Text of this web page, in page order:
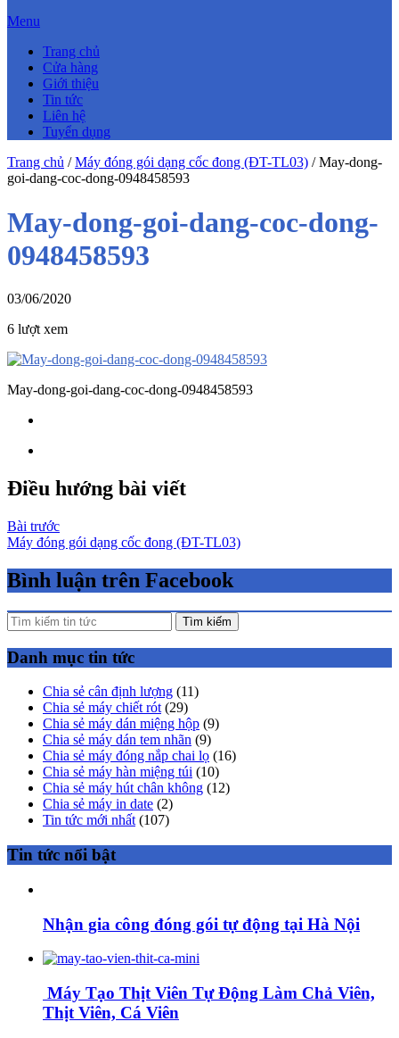
Menu
Trang chủ
Cửa hàng
Giới thiệu
Tin tức
Liên hệ
Tuyển dụng
Trang chủ /Máy đóng gói dạng cốc đong (ĐT-TL03) /May-dong-
goi-dang-coc-dong-0948458593
May-dong-goi-dang-coc-dong-
0948458593
03/06/2020
6 lượt xem
May-dong-goi-dang-coc-dong-0948458593
Điều hướng bài viết
Bài trước
Máy đóng gói dạng cốc đong (ĐT-TL03)
Bình luận trên Facebook
Tìm kiếm
Danh mục tin tức
Chia sẻ cân định lượng (11)
Chia sẻ máy chiết rót (29)
Chia sẻ máy dán miệng hộp (9)
Chia sẻ máy dán tem nhãn (9)
Chia sẻ máy đóng nắp chai lọ (16)
Chia sẻ máy hàn miệng túi (10)
Chia sẻ máy hút chân không (12)
Chia sẻ máy in date (2)
Tin tức mới nhất (107)
Tin tức nổi bật
Nhận gia công đóng gói tự động tại Hà Nội
Máy Tạo Thịt Viên Tự Động Làm Chả Viên,
Thịt Viên, Cá Viên